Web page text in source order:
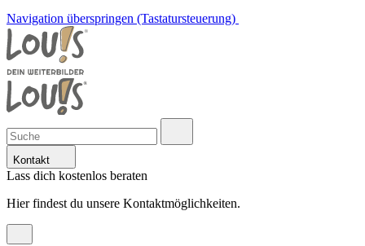
Navigation überspringen (Tastatursteuerung)
Kontakt
Lass dich kostenlos beraten
Hier findest du unsere Kontaktmöglichkeiten.